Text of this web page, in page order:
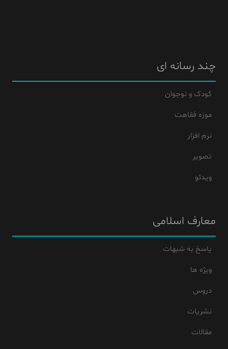
چند رسانه ای
کودک و نوجوان
موزه فقاهت
نرم افزار
تصویر
ویدئو
معارف اسلامی
پاسخ به شبهات
ویژه ها
دروس
نشریات
مقالات